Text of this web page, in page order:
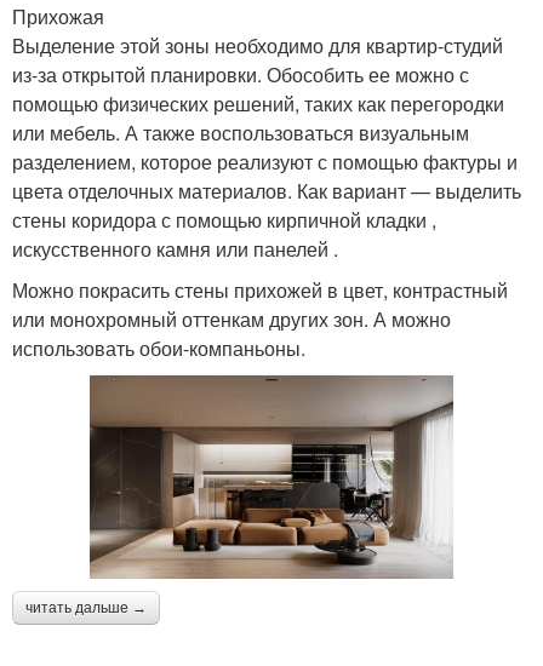
Прихожая
Выделение этой зоны необходимо для квартир-студий
из-за открытой планировки. Обособить ее можно с
помощью физических решений, таких как перегородки
или мебель. А также воспользоваться визуальным
разделением, которое реализуют с помощью фактуры и
цвета отделочных материалов. Как вариант — выделить
стены коридора с помощью кирпичной кладки ,
искусственного камня или панелей .
Можно покрасить стены прихожей в цвет, контрастный
или монохромный оттенкам других зон. А можно
использовать обои-компаньоны.
читать дальше →